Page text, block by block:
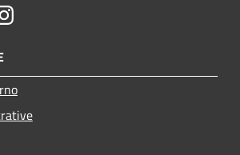
Instagram